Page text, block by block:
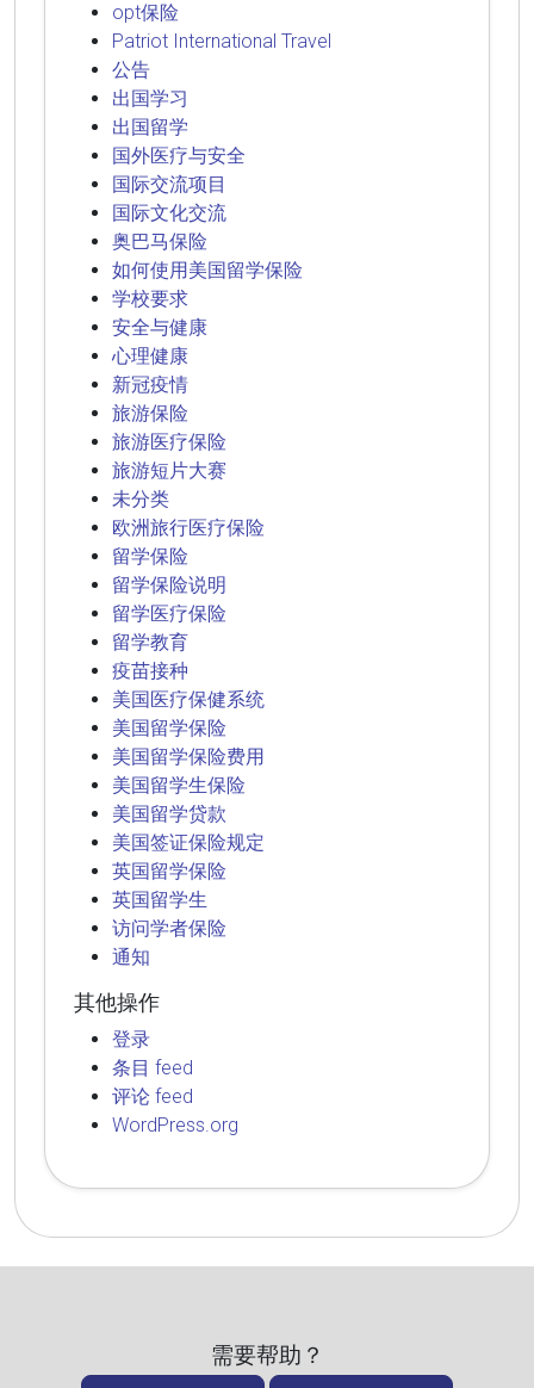
opt保险
Patriot International Travel
公告
出国学习
出国留学
国外医疗与安全
国际交流项目
国际文化交流
奥巴马保险
如何使用美国留学保险
学校要求
安全与健康
心理健康
新冠疫情
旅游保险
旅游医疗保险
旅游短片大赛
未分类
欧洲旅行医疗保险
留学保险
留学保险说明
留学医疗保险
留学教育
疫苗接种
美国医疗保健系统
美国留学保险
美国留学保险费用
美国留学生保险
美国留学贷款
美国签证保险规定
英国留学保险
英国留学生
访问学者保险
通知
其他操作
登录
条目 feed
评论 feed
WordPress.org
需要帮助？